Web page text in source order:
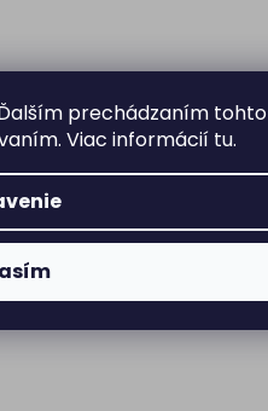
prechádzaním tohto
Viac informácií tu.